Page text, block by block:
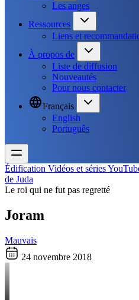
Les anges
Ressources
Liens et
À propos de
Liste de diffusion
Nouveautés
Pour nous contacter
Français
English
Português
Édification Vidéos et séries
de Juda
Le roi qui ne fut pas regretté
Joram
Mauvais
24 novembre 2018